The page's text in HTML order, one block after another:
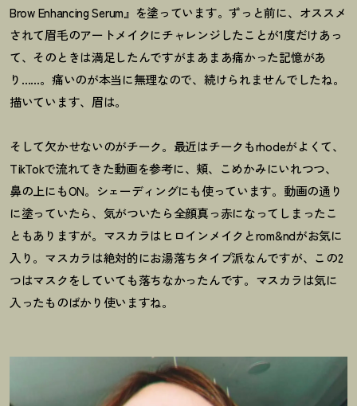
Brow Enhancing Serum』を塗っています。ずっと前に、オススメ
されて眉毛のアートメイクにチャレンジしたことが1度だけあっ
て、そのときは満足したんですがまあまあ痛かった記憶があ
り……。痛いのが本当に無理なので、続けられませんでしたね。
描いています、眉は。
そして欠かせないのがチーク。最近はチークもrhodeがよくて、
TikTokで流れてきた動画を参考に、頬、こめかみにいれつつ、
鼻の上にもON。シェーディングにも使っています。動画の通り
に塗っていたら、気がついたら全顔真っ赤になってしまったこ
ともありますが。マスカラはヒロインメイクとrom&ndがお気に
入り。マスカラは絶対的にお湯落ちタイプ派なんですが、この2
つはマスクをしていても落ちなかったんです。マスカラは気に
入ったものばかり使いますね。